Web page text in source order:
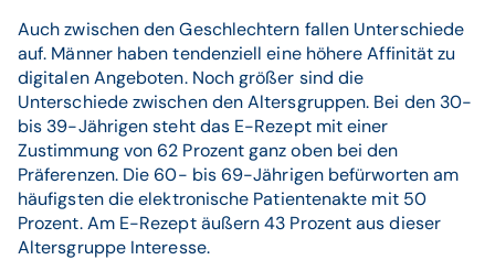
Auch zwischen den Geschlechtern fallen Unterschiede
auf. Männer haben tendenziell eine höhere Affinität zu
digitalen Angeboten. Noch größer sind die
Unterschiede zwischen den Altersgruppen. Bei den 30-
bis 39-Jährigen steht das E-Rezept mit einer
Zustimmung von 62 Prozent ganz oben bei den
Präferenzen. Die 60- bis 69-Jährigen befürworten am
häufigsten die elektronische Patientenakte mit 50
Prozent. Am E-Rezept äußern 43 Prozent aus dieser
Altersgruppe Interesse.